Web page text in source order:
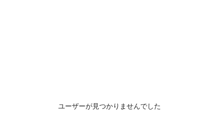
ユーザーが見つかりませんでした